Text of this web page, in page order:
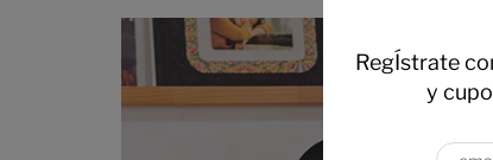
RegÍstrate
y